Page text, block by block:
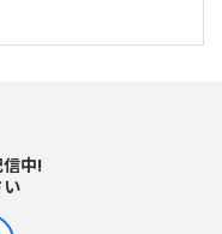
中!